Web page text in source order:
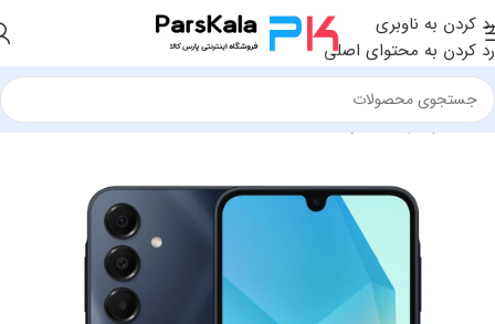
رد کردن به ناوبری
رد کردن به محتوای اصلی
خانه موبایل سامسونگ